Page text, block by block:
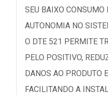
SEU BAIXO
AUTONOMIA NO
O DTE 521 PERMITE
PELO POSITIVO,
DANOS AO PRODUTO
FACILITANDO A